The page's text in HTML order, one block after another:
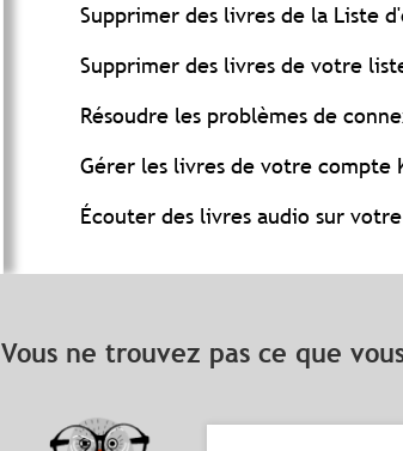
Supprimer des livres de la Liste
Supprimer des livres de votre
Résoudre les problèmes de
Gérer les livres de votre compte
Écouter des livres audio sur
Vous ne trouvez pas ce que